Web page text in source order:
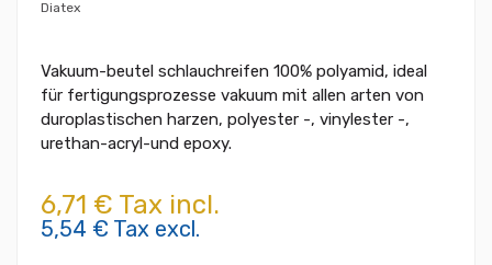
Diatex
Vakuum-beutel schlauchreifen 100% polyamid, ideal
für fertigungsprozesse vakuum mit allen arten von
duroplastischen harzen, polyester -, vinylester -,
urethan-acryl-und epoxy.
6,71 € Tax incl.
5,54 € Tax excl.